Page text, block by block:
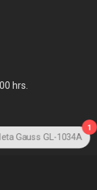
hrs.
1
Gauss GL-1034A